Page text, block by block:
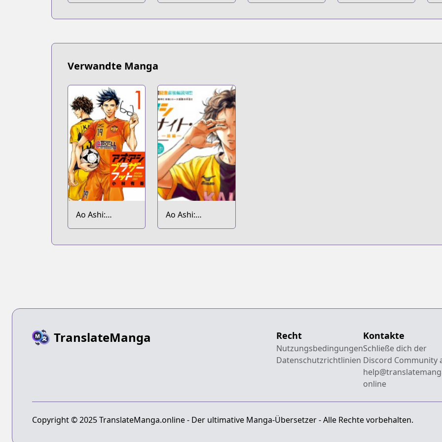
Verwandte Manga
Ao Ashi:
Brotherfoot
Ao Ashi:
Midnight
TranslateManga Recht
Nutzungsbedingungen
Datenschutzrichtlinien
Kontakte
Schließe dich der
Discord Community
online
Copyright © 2025 TranslateManga.online - Der ultimative Manga-Übersetzer - Alle Rechte vorbehalten.